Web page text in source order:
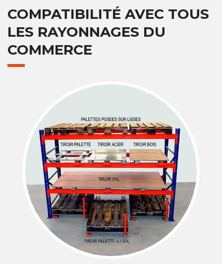
COMPATIBILITÉ AVEC TOUS
LES RAYONNAGES DU
COMMERCE